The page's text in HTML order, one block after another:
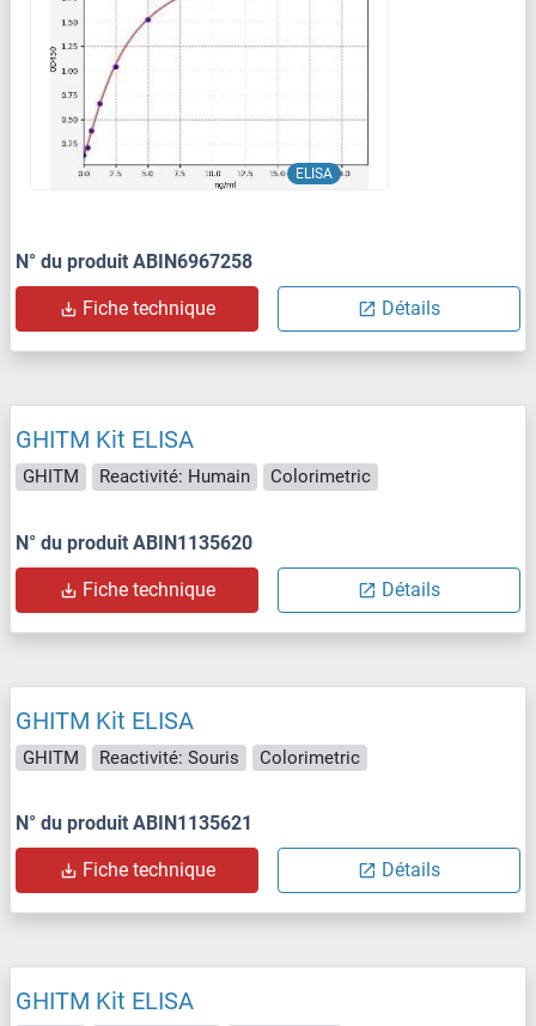
ELISA
N° du produit ABIN6967258
Fiche technique Détails
GHITM Kit ELISA
GHITM Reactivité: Humain Colorimetric
N° du produit ABIN1135620
Fiche technique Détails
GHITM Kit ELISA
GHITM Reactivité: Souris Colorimetric
N° du produit ABIN1135621
Fiche technique Détails
GHITM Kit ELISA